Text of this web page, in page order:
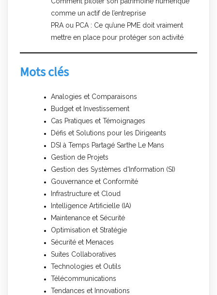
comme un actif de l’entreprise
PRA ou PCA : Ce qu’une PME doit vraiment
mettre en place pour protéger son activité
Mots clés
Analogies et Comparaisons
Budget et Investissement
Cas Pratiques et Témoignages
Défis et Solutions pour les Dirigeants
DSI à Temps Partagé Sarthe Le Mans
Gestion de Projets
Gestion des Systèmes d'Information (SI)
Gouvernance et Conformité
Infrastructure et Cloud
Intelligence Artificielle (IA)
Maintenance et Sécurité
Optimisation et Stratégie
Sécurité et Menaces
Suites Collaboratives
Technologies et Outils
Télécommunications
Tendances et Innovations